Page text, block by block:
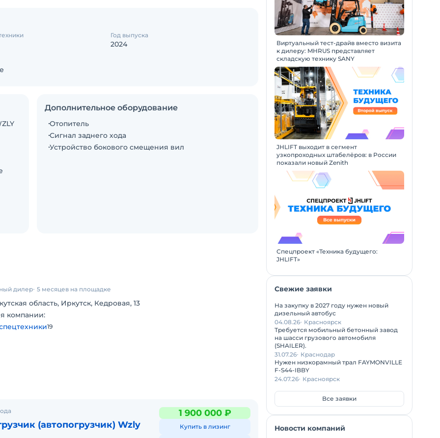
Год выпуска
2024
и
Дополнительное оборудование
Отопитель
Сигнал заднего хода
Устройство бокового смещения вил
дилер 5 месяцев на площадке
область, Иркутск, Кедровая, 13
компании:
19
(автопогрузчик) Wzly
1 900 000 ₽
Купить в лизинг
Виртуальный тест-драйв вместо визита
к дилеру: MHRUS представляет
складскую технику SANY
JHLIFT выходит в сегмент
узкопроходных штабелёров: в России
показали новый Zenith
Спецпроект «Техника будущего:
JHLIFT»
Свежие заявки
На закупку в 2027 году нужен новый
дизельный автобус
04.08.26 Красноярск
Требуется мобильный бетонный завод
на шасси грузового автомобиля
(SHAILER).
31.07.26 Краснодар
Нужен низкорамный трал FAYMONVILLE
F-S44-IBBY
24.07.26 Красноярск
Все заявки
Новости компаний